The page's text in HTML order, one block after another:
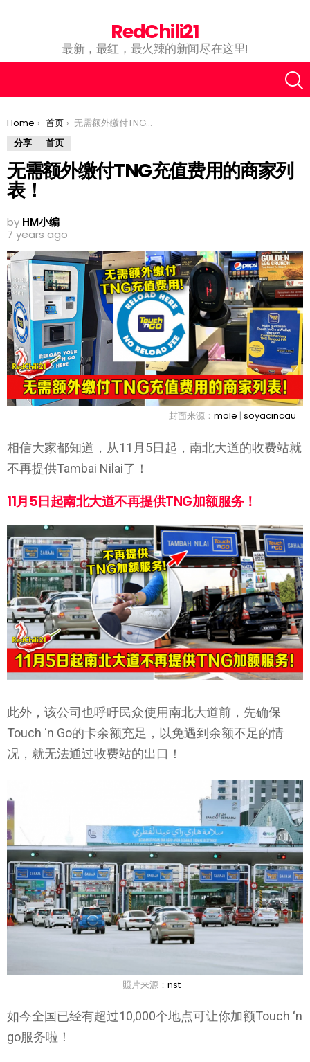
RedChili21
最新，最红，最火辣的新闻尽在这里!
You are here:
Home 首页
无需额外缴付TNG充值费用的商家列表！
分享
首页
无需额外缴付TNG充值费用的商家列
表！
by HM小编
7 years ago
封面来源： mole | soyacincau
相信大家都知道，从11月5日起，南北大道的收费站就
不再提供Tambai Nilai了！
11月5日起南北大道不再提供TNG加额服务！
此外，该公司也呼吁民众使用南北大道前，先确保
Touch ‘n Go的卡余额充足，以免遇到余额不足的情
况，就无法通过收费站的出口！
照片来源： nst
如今全国已经有超过10,000个地点可让你加额Touch ‘n
go服务啦！